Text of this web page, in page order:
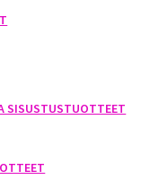
SISUSTUSTUOTTEET